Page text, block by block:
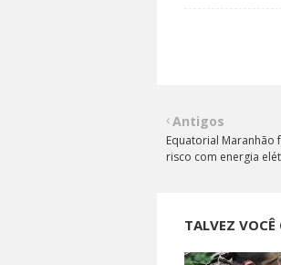
Antigos
Equatorial Maranhão
risco com energia
TALVEZ VOCÊ